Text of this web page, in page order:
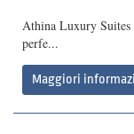
Athina Luxury
perfe...
Maggiori